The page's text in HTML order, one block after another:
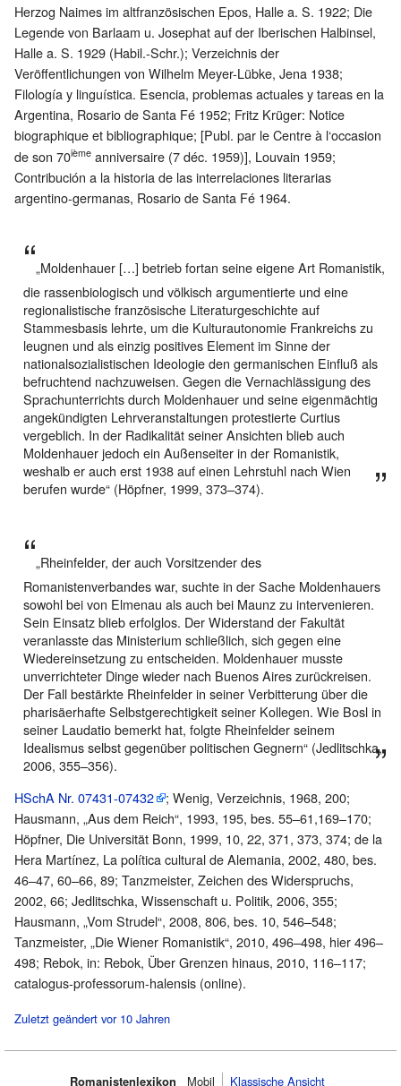
Herzog Naimes im altfranzösischen Epos, Halle a. S. 1922; Die
Legende von Barlaam u. Josephat auf der Iberischen Halbinsel,
Halle a. S. 1929 (Habil.-Schr.); Verzeichnis der
Veröffentlichungen von Wilhelm Meyer-Lübke, Jena 1938;
Filología y linguística. Esencia, problemas actuales y tareas en la
Argentina, Rosario de Santa Fé 1952; Fritz Krüger: Notice
biographique et bibliographique; [Publ. par le Centre à l‘occasion
de son 70ième anniversaire (7 déc. 1959)], Louvain 1959;
Contribución a la historia de las interrelaciones literarias
argentino-germanas, Rosario de Santa Fé 1964.
„Moldenhauer […] betrieb fortan seine eigene Art Romanistik,
die rassenbiologisch und völkisch argumentierte und eine
regionalistische französische Literaturgeschichte auf
Stammesbasis lehrte, um die Kulturautonomie Frankreichs zu
leugnen und als einzig positives Element im Sinne der
nationalsozialistischen Ideologie den germanischen Einfluß als
befruchtend nachzuweisen. Gegen die Vernachlässigung des
Sprachunterrichts durch Moldenhauer und seine eigenmächtig
angekündigten Lehrveranstaltungen protestierte Curtius
vergeblich. In der Radikalität seiner Ansichten blieb auch
Moldenhauer jedoch ein Außenseiter in der Romanistik,
weshalb er auch erst 1938 auf einen Lehrstuhl nach Wien
berufen wurde“ (Höpfner, 1999, 373–374).
„Rheinfelder, der auch Vorsitzender des
Romanistenverbandes war, suchte in der Sache Moldenhauers
sowohl bei von Elmenau als auch bei Maunz zu intervenieren.
Sein Einsatz blieb erfolglos. Der Widerstand der Fakultät
veranlasste das Ministerium schließlich, sich gegen eine
Wiedereinsetzung zu entscheiden. Moldenhauer musste
unverrichteter Dinge wieder nach Buenos Aires zurückreisen.
Der Fall bestärkte Rheinfelder in seiner Verbitterung über die
pharisäerhafte Selbstgerechtigkeit seiner Kollegen. Wie Bosl in
seiner Laudatio bemerkt hat, folgte Rheinfelder seinem
Idealismus selbst gegenüber politischen Gegnern“ (Jedlitschka,
2006, 355–356).
HSchA Nr. 07431-07432
; Wenig, Verzeichnis, 1968, 200;
Hausmann, „Aus dem Reich“, 1993, 195, bes. 55–61,169–170;
Höpfner, Die Universität Bonn, 1999, 10, 22, 371, 373, 374; de la
Hera Martínez, La política cultural de Alemania, 2002, 480, bes.
46–47, 60–66, 89; Tanzmeister, Zeichen des Widerspruchs,
2002, 66; Jedlitschka, Wissenschaft u. Politik, 2006, 355;
Hausmann, „Vom Strudel“, 2008, 806, bes. 10, 546–548;
Tanzmeister, „Die Wiener Romanistik“, 2010, 496–498, hier 496–
498; Rebok, in: Rebok, Über Grenzen hinaus, 2010, 116–117;
catalogus-professorum-halensis (online).
Zuletzt geändert vor 10 Jahren
Romanistenlexikon Mobil‌ Klassische Ansicht